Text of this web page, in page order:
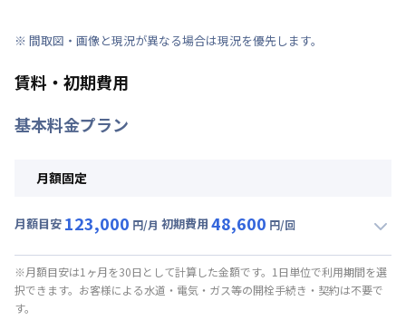
※ 間取図・画像と現況が異なる場合は現況を優先します。
賃料・初期費用
基本料金プラン
月額固定
月額目安 123,000 円/月 初期費用 48,600 円/回
月額賃料目安(30日利用)
賃料 : 93,000円/月 (3,100円/日)
光熱費他 :
※月額目安は1ヶ月を30日として計算した金額です。1日単位で利用期間を選
択できます。お客様による水道・電気・ガス等の開栓手続き・契約は不要で
す。